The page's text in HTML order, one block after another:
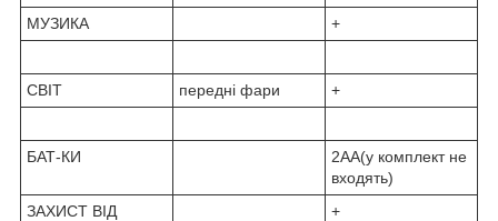
МУЗИКА +
СВІТ передні фари +
БАТ-КИ
2АА(у комплект не
входять)
ЗАХИСТ ВІД
+